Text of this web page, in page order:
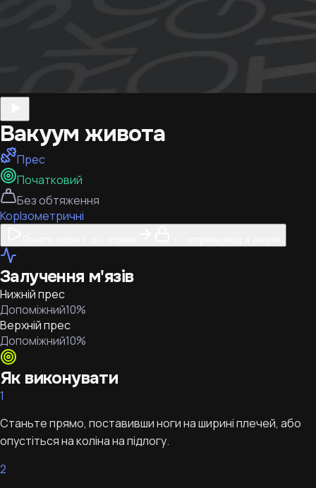
Вакуум живота
Прес
Початковий
Без обтяження
КорІзометричні
Залучення м'язів
Нижній прес
Допоміжний10%
Верхній прес
Допоміжний10%
Як виконувати
1
Станьте прямо, поставивши ноги на ширині плечей, або
опустіться на коліна на підлогу.
2